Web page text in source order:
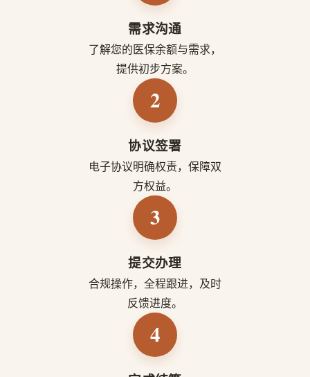
需求沟通
了解您的医保余额与需求，
提供初步方案。
2
协议签署
电子协议明确权责，保障双
方权益。
3
提交办理
合规操作，全程跟进，及时
反馈进度。
4